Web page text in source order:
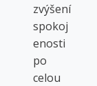
zvýšení
spokoj
enosti
po
celou